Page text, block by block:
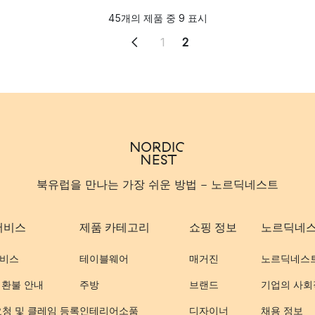
45개의 제품 중 9 표시
1 2
북유럽을 만나는 가장 쉬운 방법 - 노르딕네스트
비스
스
불 안내
및 클레임 등록
제품 카테고리
테이블웨어
주방
인테리어소품
쇼핑 정보
매거진
브랜드
디자이너
노르딕네
노르딕네스
기업의 사회
채용 정보